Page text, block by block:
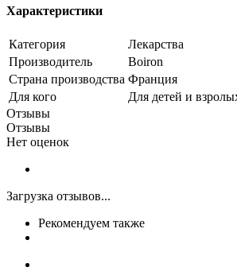
Характеристики
Категория
Лекарства
Производитель
Boiron
Страна производства Франция
Для кого
Для детей и
Отзывы
Отзывы
Нет оценок
Загрузка отзывов...
Рекомендуем также